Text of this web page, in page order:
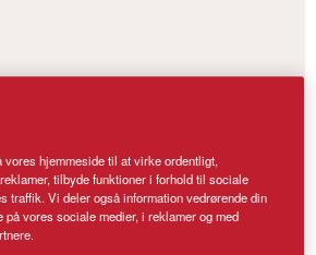
hjemmeside til at virke ordentligt,
tilbyde funktioner i forhold til sociale
traffik. Vi deler også information vedrørende din
på vores sociale medier, i reklamer og med